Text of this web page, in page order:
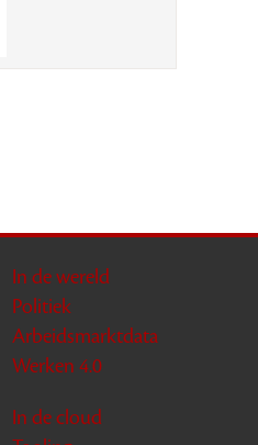
In de wereld
Politiek
Arbeidsmarktdata
Werken 4.0
In de cloud